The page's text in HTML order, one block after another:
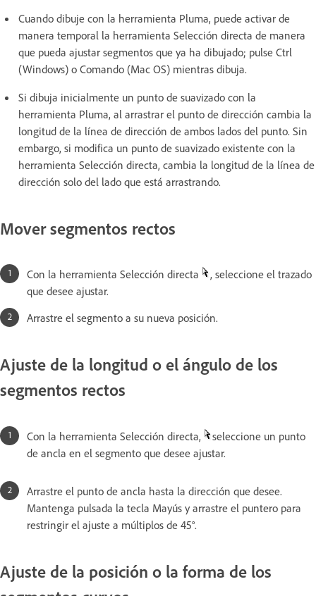
Cuando dibuje con la herramienta Pluma, puede activar de
manera temporal la herramienta Selección directa de manera
que pueda ajustar segmentos que ya ha dibujado; pulse Ctrl
(Windows) o Comando (Mac OS) mientras dibuja.
Si dibuja inicialmente un punto de suavizado con la
herramienta Pluma, al arrastrar el punto de dirección cambia la
longitud de la línea de dirección de ambos lados del punto. Sin
embargo, si modifica un punto de suavizado existente con la
herramienta Selección directa, cambia la longitud de la línea de
dirección solo del lado que está arrastrando.
Mover segmentos rectos
Con la herramienta Selección directa
, seleccione el trazado
que desee ajustar.
Arrastre el segmento a su nueva posición.
Ajuste de la longitud o el ángulo de los
segmentos rectos
Con la herramienta Selección directa,
seleccione un punto
de ancla en el segmento que desee ajustar.
Arrastre el punto de ancla hasta la dirección que desee.
Mantenga pulsada la tecla Mayús y arrastre el puntero para
restringir el ajuste a múltiplos de 45°.
Ajuste de la posición o la forma de los